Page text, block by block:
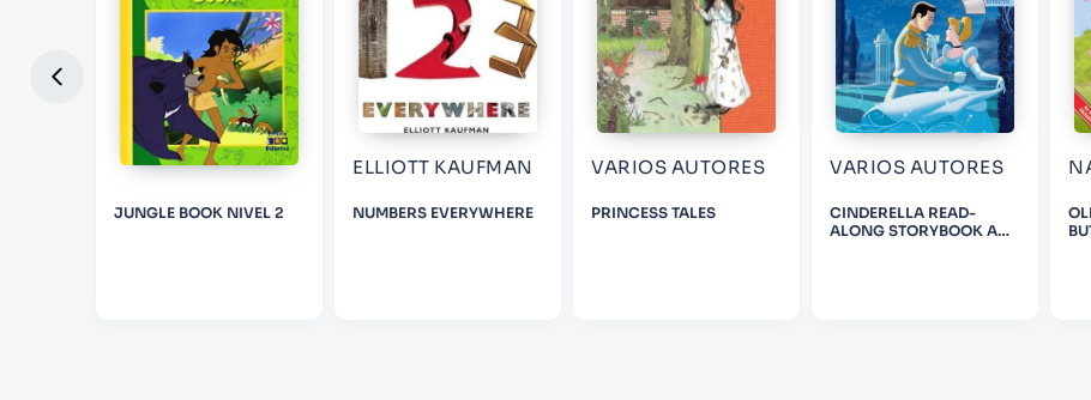
ENVIAR COMENTARIO
JUNGLE BOOK NIVEL 2
ELLIOTT KAUFMAN
NUMBERS EVERYWHERE
VARIOS AUTORES
PRINCESS TALES
VARIOS AUTORES
CINDERELLA READ-
ALONG STORYBOOK AND